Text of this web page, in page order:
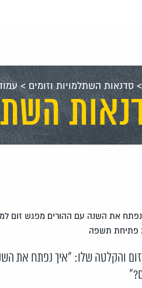
סדנאות השתלמויות וזומים >
זום והקלטה שלו: "איך נפתח את